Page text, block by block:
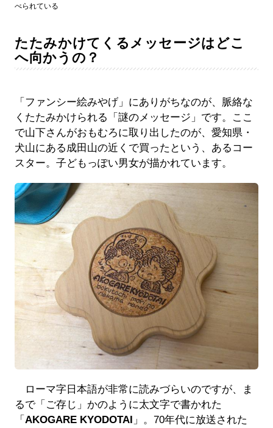
べられている
たたみかけてくるメッセージはどこ
へ向かうの？
「ファンシー絵みやげ」にありがちなのが、脈絡な
くたたみかけられる「謎のメッセージ」です。ここ
で山下さんがおもむろに取り出したのが、愛知県・
犬山にある成田山の近くで買ったという、あるコー
スター。子どもっぽい男女が描かれています。
ローマ字日本語が非常に読みづらいのですが、ま
るで「ご存じ」かのように太文字で書かれた
「 AKOGARE KYODOTAI 」。70年代に放送された